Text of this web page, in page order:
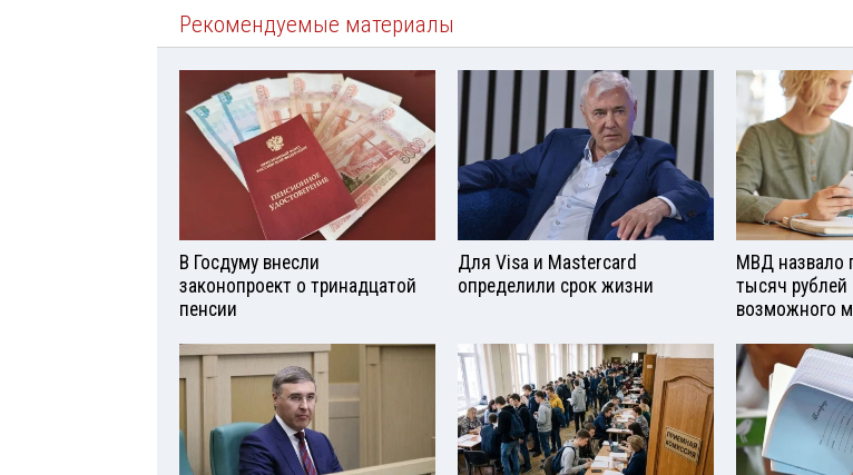
Рекомендуемые материалы
В Госдуму внесли
законопроект о тринадцатой
пенсии
Для Visа и Mastercard
определили срок жизни
МВД назвало
тысяч рублей
возможного